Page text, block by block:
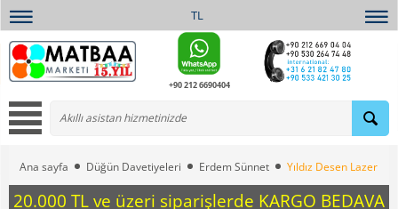
TL
+90 212 6690404
Ana sayfa Düğün Davetiyeleri Erdem Sünnet Yıldız Desen Lazer
20.000 TL ve üzeri siparişlerde KARGO BEDAVA